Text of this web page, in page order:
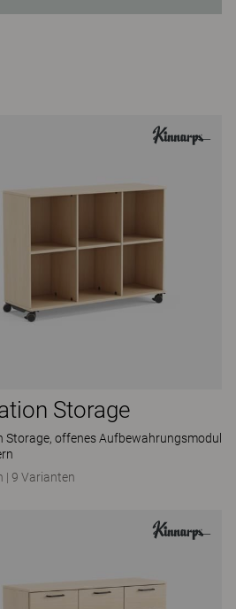
Storage
Storage, offenes Aufbewahrungsmodul
| 9 Varianten